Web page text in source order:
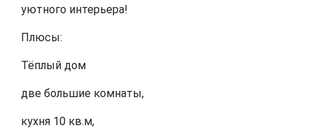
уютного интерьера!
Плюсы:
Тёплый дом
две большие комнаты,
кухня 10 кв.м,